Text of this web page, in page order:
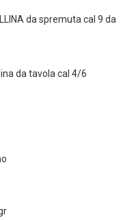
da spremuta cal 9 da
da tavola cal 4/6